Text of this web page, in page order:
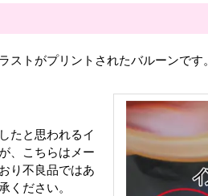
ストがプリントされたバルーンです。
たと思われるイ
、こちらはメー
り不良品ではあ
ください。